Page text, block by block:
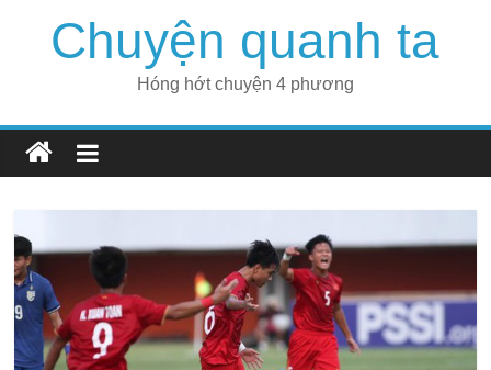
Chuyện quanh ta
Hóng hớt chuyện 4 phương